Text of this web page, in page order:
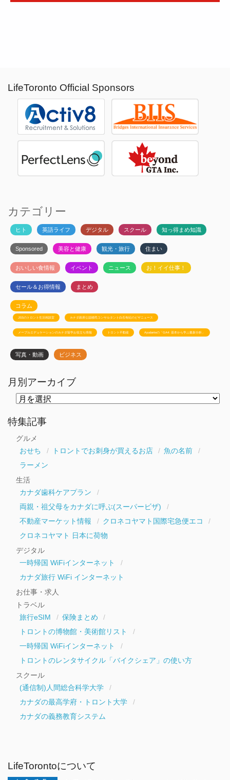
LifeToronto Official Sponsors
カテゴリー
ヒト 英語ライフ デジタル スクール 知っ得まめ知識
Sponsored 美容と健康 観光・旅行 住まい
おいしい食情報 イベント ニュース お！イイ仕事！
セール＆お得情報 まとめ
コラム
JSSのトロント生活相談室 カナダ政府公認移民コンサルタント白石有紀のビザニュース
メープルエデュケーションのカナダ留学お役立ち情報 トロント不動産 Ayudanteの「GA4: 基本から学ぶ最新分析」
写真・動画 ビジネス
月別アーカイブ
ー
カ
特集記事
グルメ
おせち
トロントでお刺身が買えるお店
魚の名前
ラーメン
生活
カナダ歯科ケアプラン
両親・祖父母をカナダに呼ぶ(スーパービザ)
不動産マーケット情報
クロネコヤマト国際宅急便エコ
クロネコヤマト 日本に荷物
デジタル
一時帰国 WiFiインターネット
カナダ旅行 WiFi インターネット
お仕事・求人
トラベル
旅行eSIM
保険まとめ
トロントの博物館・美術館リスト
一時帰国 WiFiインターネット
トロントのレンタサイクル「バイクシェア」の使い方
スクール
(通信制)人間総合科学大学
カナダの最高学府・トロント大学
カナダの義務教育システム
LifeTorontoについて